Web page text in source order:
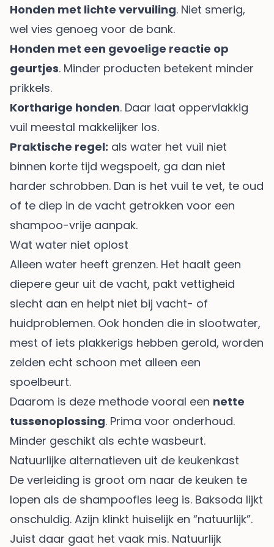
Honden met lichte vervuiling. Niet smerig,
wel vies genoeg voor de bank.
Honden met een gevoelige reactie op
geurtjes. Minder producten betekent minder
prikkels.
Kortharige honden. Daar laat oppervlakkig
vuil meestal makkelijker los.
Praktische regel: als water het vuil niet
binnen korte tijd wegspoelt, ga dan niet
harder schrobben. Dan is het vuil te vet, te oud
of te diep in de vacht getrokken voor een
shampoo-vrije aanpak.
Wat water niet oplost
Alleen water heeft grenzen. Het haalt geen
diepere geur uit de vacht, pakt vettigheid
slecht aan en helpt niet bij vacht- of
huidproblemen. Ook honden die in slootwater,
mest of iets plakkerigs hebben gerold, worden
zelden echt schoon met alleen een
spoelbeurt.
Daarom is deze methode vooral een nette
tussenoplossing. Prima voor onderhoud.
Minder geschikt als echte wasbeurt.
Natuurlijke alternatieven uit de keukenkast
De verleiding is groot om naar de keuken te
lopen als de shampoofles leeg is. Baksoda lijkt
onschuldig. Azijn klinkt huiselijk en “natuurlijk”.
Juist daar gaat het vaak mis. Natuurlijk